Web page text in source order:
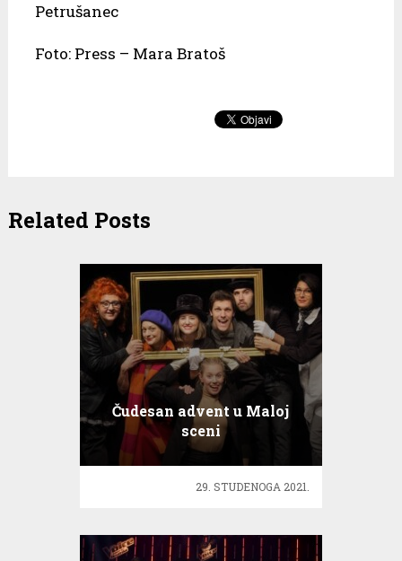
Petrušanec
Foto: Press – Mara Bratoš
Related Posts
Čudesan advent u Maloj
sceni
29. STUDENOGA 2021.